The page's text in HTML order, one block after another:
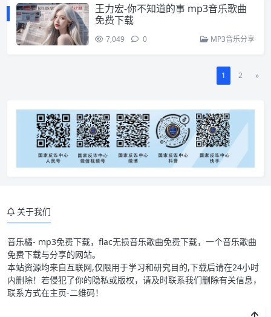
王力宏-你不知道的事 mp3音乐歌曲
免费下载
7,049 0 MP3音乐分享
1 2 »
关于我们
音乐橘- mp3免费下载，flac无损音乐歌曲免费下载，一个音乐歌曲
免费下载与分享的网站。
本站资源均来自互联网,仅限用于学习和研究目的,下载后请在24小时
内删除！若侵犯了你的隐私或版权，请及时联系我们删除有关信息，
联系方式在主页-二维码！